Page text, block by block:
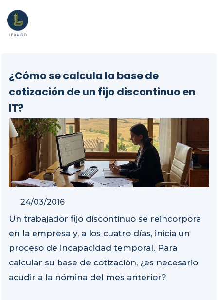
¿Cómo se calcula la base de
cotización de un fijo discontinuo en
IT?
24/03/2016
Un trabajador fijo discontinuo se reincorpora
en la empresa y, a los cuatro días, inicia un
proceso de incapacidad temporal. Para
calcular su base de cotización, ¿es necesario
acudir a la nómina del mes anterior?